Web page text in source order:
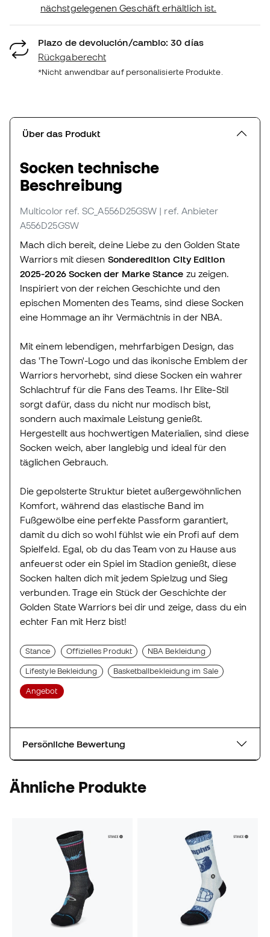
nächstgelegenen Geschäft erhältlich ist.
Plazo de devolución/cambio: 30 días
Rückgaberecht
*Nicht anwendbar auf personalisierte Produkte.
Über das Produkt
Socken technische
Beschreibung
Multicolor ref. SC_A556D25GSW | ref. Anbieter
A556D25GSW
Mach dich bereit, deine Liebe zu den Golden State
Warriors mit diesen Sonderedition City Edition
2025-2026 Socken der Marke Stance zu zeigen.
Inspiriert von der reichen Geschichte und den
epischen Momenten des Teams, sind diese Socken
eine Hommage an ihr Vermächtnis in der NBA.
Mit einem lebendigen, mehrfarbigen Design, das
das 'The Town'-Logo und das ikonische Emblem der
Warriors hervorhebt, sind diese Socken ein wahrer
Schlachtruf für die Fans des Teams. Ihr Elite-Stil
sorgt dafür, dass du nicht nur modisch bist,
sondern auch maximale Leistung genießt.
Hergestellt aus hochwertigen Materialien, sind diese
Socken weich, aber langlebig und ideal für den
täglichen Gebrauch.
Die gepolsterte Struktur bietet außergewöhnlichen
Komfort, während das elastische Band im
Fußgewölbe eine perfekte Passform garantiert,
damit du dich so wohl fühlst wie ein Profi auf dem
Spielfeld. Egal, ob du das Team von zu Hause aus
anfeuerst oder ein Spiel im Stadion genießt, diese
Socken halten dich mit jedem Spielzug und Sieg
verbunden. Trage ein Stück der Geschichte der
Golden State Warriors bei dir und zeige, dass du ein
echter Fan mit Herz bist!
Stance Offizielles Produkt NBA Bekleidung
Lifestyle Bekleidung Basketballbekleidung im Sale
Angebot
Persönliche Bewertung
Ähnliche Produkte